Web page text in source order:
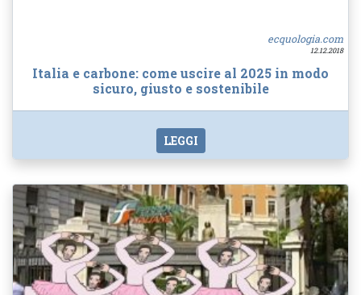
ecquologia.com
12.12.2018
Italia e carbone: come uscire al 2025 in modo
sicuro, giusto e sostenibile
LEGGI